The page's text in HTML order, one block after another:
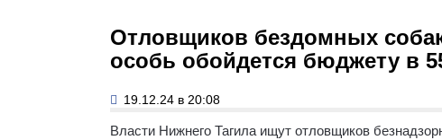
Отловщиков бездомных
особь обойдется бюджету в
19.12.24 в 20:08
Власти Нижнего Тагила ищут отловщиков